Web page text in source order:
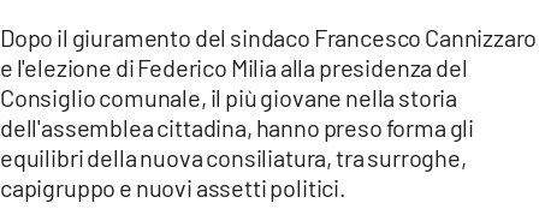
COSENZACHANNEL.IT
ILVIBONESE.IT
CATANZAROCHANNEL.IT
LACAPITALENEWS.IT
Dopo il giuramento del sindaco Francesco Cannizzaro
e l'elezione di Federico Milia alla presidenza del
Consiglio comunale, il più giovane nella storia
dell'assemblea cittadina, hanno preso forma gli
equilibri della nuova consiliatura, tra surroghe,
capigruppo e nuovi assetti politici.